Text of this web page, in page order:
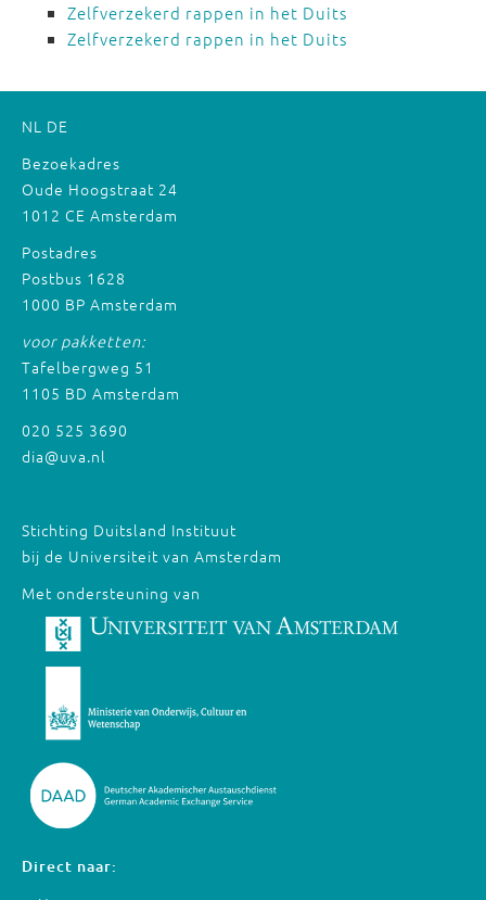
Zelfverzekerd rappen in het Duits
Zelfverzekerd rappen in het Duits
NL DE
Bezoekadres
Oude Hoogstraat 24
1012 CE Amsterdam
Postadres
Postbus 1628
1000 BP Amsterdam
voor pakketten:
Tafelbergweg 51
1105 BD Amsterdam
020 525 3690
dia@uva.nl
Stichting Duitsland Instituut
bij de Universiteit van Amsterdam
Met ondersteuning van
Direct naar: